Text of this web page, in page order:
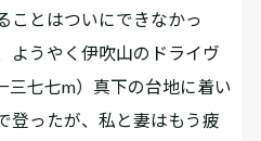
ことはついにできなかっ
ようやく伊吹山のドライヴ
三七七m）真下の台地に着い
登ったが、私と妻はもう疲